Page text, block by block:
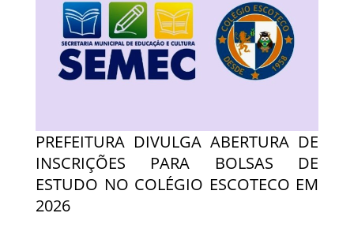
PREFEITURA DIVULGA ABERTURA DE
INSCRIÇÕES PARA BOLSAS DE
ESTUDO NO COLÉGIO ESCOTECO EM
2026